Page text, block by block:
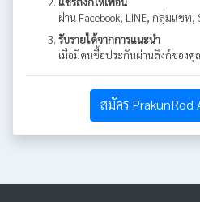
ผ่าน Facebook, LINE, กลุ่มแชท
รับรายได้จากการแนะนำ
เมื่อมีคนซื้อประกันผ่านลิงก์ของคุ
สมัคร PrakunRod